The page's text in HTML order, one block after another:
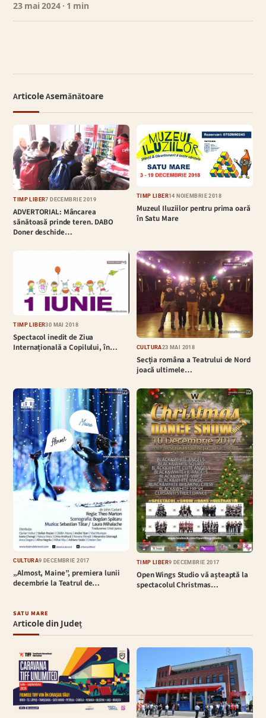
23 mai 2024 · 1 min
Articole Asemănătoare
TIMP LIBER7 DECEMBRIE 2019
ADVERTORIAL: Mâncarea
sănătoasă prinde teren. DABO
Doner deschide…
TIMP LIBER14 NOIEMBRIE 2018
Muzeul Iluziilor pentru prima oară
în Satu Mare
TIMP LIBER30 MAI 2018
Spectacol inedit de Ziua
Internațională a Copilului, în…
CULTURĂ23 MAI 2018
Secția româna a Teatrului de Nord
joacă ultimele…
CULTURĂ9 DECEMBRIE 2017
„Almost, Maine”, premiera lunii
decembrie la Teatrul de…
TIMP LIBER9 DECEMBRIE 2017
Open Wings Studio vă așteaptă la
spectacolul Christmas…
SATU MARE
Articole din Județ